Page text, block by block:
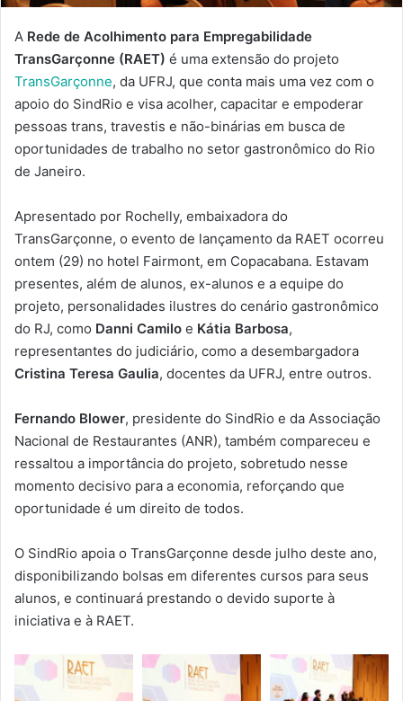
A Rede de Acolhimento para Empregabilidade
TransGarçonne (RAET) é uma extensão do projeto
TransGarçonne, da UFRJ, que conta mais uma vez com o
apoio do SindRio e visa acolher, capacitar e empoderar
pessoas trans, travestis e não-binárias em busca de
oportunidades de trabalho no setor gastronômico do Rio
de Janeiro.
Apresentado por Rochelly, embaixadora do
TransGarçonne, o evento de lançamento da RAET ocorreu
ontem (29) no hotel Fairmont, em Copacabana. Estavam
presentes, além de alunos, ex-alunos e a equipe do
projeto, personalidades ilustres do cenário gastronômico
do RJ, como Danni Camilo e Kátia Barbosa,
representantes do judiciário, como a desembargadora
Cristina Teresa Gaulia, docentes da UFRJ, entre outros.
Fernando Blower, presidente do SindRio e da Associação
Nacional de Restaurantes (ANR), também compareceu e
ressaltou a importância do projeto, sobretudo nesse
momento decisivo para a economia, reforçando que
oportunidade é um direito de todos.
O SindRio apoia o TransGarçonne desde julho deste ano,
disponibilizando bolsas em diferentes cursos para seus
alunos, e continuará prestando o devido suporte à
iniciativa e à RAET.